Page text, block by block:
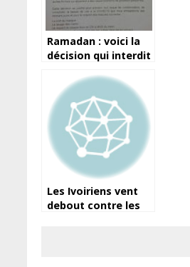
Ramadan : voici la
décision qui interdit
nocturnes des dix
derniers jours en
Guinée…
Les Ivoiriens vent
debout contre les